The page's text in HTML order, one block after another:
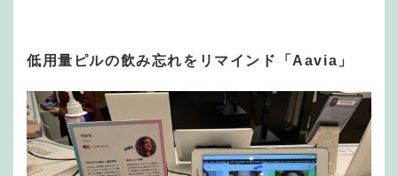
低用量ピルの飲み忘れをリマインド「Aavia」